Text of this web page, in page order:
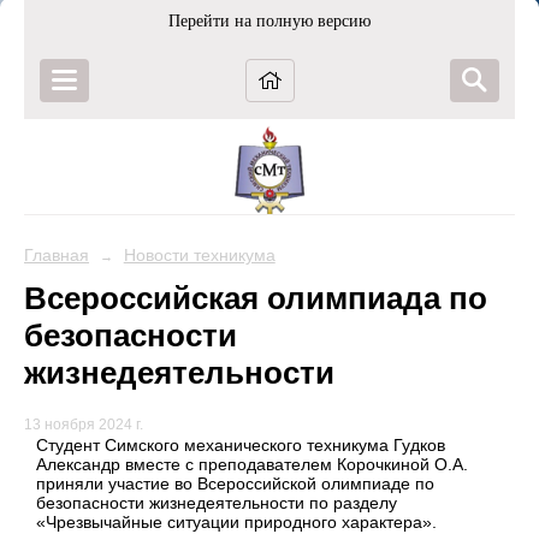
Перейти на полную версию
Главная → Новости техникума
Всероссийская олимпиада по
безопасности
жизнедеятельности
13 ноября 2024 г.
Студент Симского механического техникума Гудков
Александр вместе с преподавателем Корочкиной О.А.
приняли участие во Всероссийской олимпиаде по
безопасности жизнедеятельности по разделу
«Чрезвычайные ситуации природного характера».